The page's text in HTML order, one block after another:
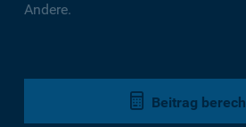
Andere.
Beitrag